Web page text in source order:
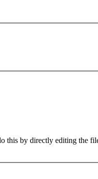
this by directly editing the